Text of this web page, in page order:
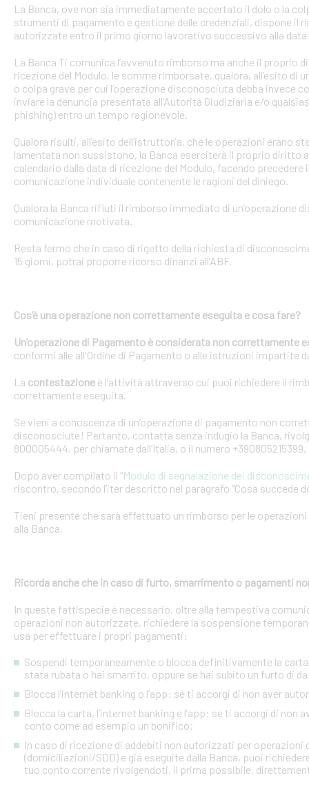
La Banca, ove non sia immediatamente accertato il dolo o la
strumenti di pagamento e gestione delle credenziali, dispone il
autorizzate entro il primo giorno lavorativo successivo alla data
La Banca Ti comunica l’avvenuto rimborso ma anche il proprio
ricezione del Modulo, le somme rimborsate, qualora, all’esito
o colpa grave per cui l’operazione disconosciuta debba invece
inviare la denuncia presentata all’Autorità Giudiziaria e/o
phishing) entro un tempo ragionevole.
Qualora risulti, all’esito dell’istruttoria, che le operazioni erano
lamentata non sussistono, la Banca eserciterà il proprio diritto
calendario dalla data di ricezione del Modulo, facendo
comunicazione individuale contenente le ragioni del diniego.
Qualora la Banca rifiuti il rimborso immediato di un’operazione
comunicazione motivata.
Resta fermo che in caso di rigetto della richiesta di
15 giorni, potrai proporre ricorso dinanzi all’ABF.
Cos’è una operazione non correttamente eseguita e cosa fare?
Un’operazione di Pagamento è considerata non correttamente
conformi alle all'Ordine di Pagamento o alle istruzioni impartite
La contestazione è l’attività attraverso cui puoi richiedere il
correttamente eseguita.
Se vieni a conoscenza di un’operazione di pagamento non
disconosciute! Pertanto, contatta senza indugio la Banca,
800005444, per chiamate dall’Italia, o il numero
Dopo aver compilato il “Modulo di segnalazione dei
riscontro, secondo l’iter descritto nel paragrafo “Cosa succede
Tieni presente che sarà effettuato un rimborso per le
alla Banca.
Ricorda anche che in caso di furto, smarrimento o pagamenti
In queste fattispecie è necessario, oltre alla tempestiva
operazioni non autorizzate, richiedere la sospensione
usa per effettuare i propri pagamenti:
Sospendi temporaneamente o blocca definitivamente la
stata rubata o hai smarrito, oppure se hai subito un furto di
Blocca l’internet banking o l’app: se ti accorgi di non aver
Blocca la carta, l’internet banking e l’app: se ti accorgi di
conto come ad esempio un bonifico;
In caso di ricezione di addebiti non autorizzati per
(domiciliazioni/SDD) e già eseguite dalla Banca, puoi
tuo conto corrente rivolgendoti, il prima possibile,